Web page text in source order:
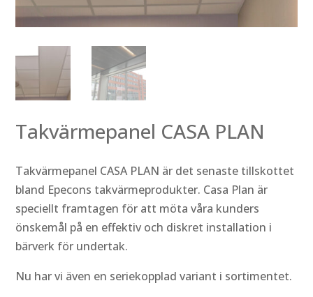
Takvärmepanel CASA PLAN
Takvärmepanel CASA PLAN är det senaste tillskottet
bland Epecons takvärmeprodukter. Casa Plan är
speciellt framtagen för att möta våra kunders
önskemål på en effektiv och diskret installation i
bärverk för undertak.
Nu har vi även en seriekopplad variant i sortimentet.